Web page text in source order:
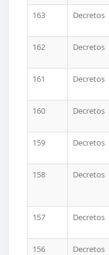
163
Decretos
162
Decretos
161
Decretos
160
Decretos
159
Decretos
158
Decretos
157
Decretos
156
Decretos